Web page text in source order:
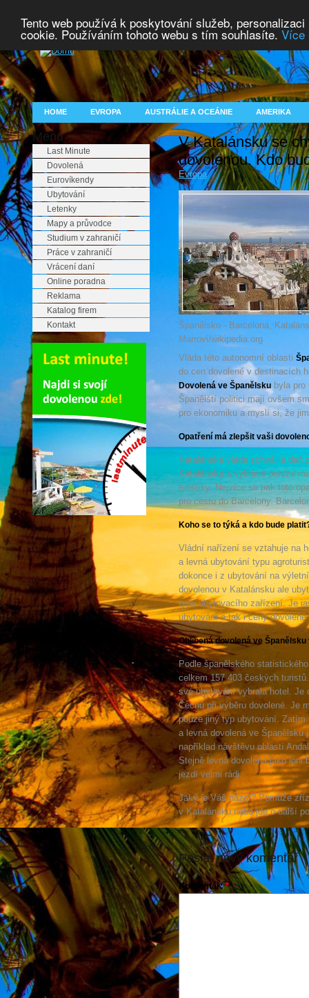
Tento web používá k poskytování služeb,
cookie. Používáním tohoto webu s tím souhlasíte. Více
HOME EVROPA AUSTRÁLIE A OCEÁNIE AMERIKA
Menu
Last Minute
Dovolená
Eurovíkendy
Ubytování
Letenky
Mapy a průvodce
Studium v zahraničí
Práce v zahraničí
Vrácení daní
Online poradna
Reklama
Katalog firem
Kontakt
V Katalánsku se
dovolenou. Kdo
Evropa
Španělsko - Barcelona,
Marrovi/wikipedia.org
Vláda této autonomní oblasti
do cen dovolené v destinacích
Dovolená ve Španělskubyla pro
Španělští politici mají ovšem
pro ekonomiku a myslí si, že
Opatření má zlepšit vaši
Katalánská vláda schválila daň
Katalánska a vybrané peníze
turistiky. Nejvíce se pak toto
pro cestu do Barcelony.
Koho se to týká a kdo bude
Vládní nařízení se vztahuje na
a levná ubytování typu
dokonce i z ubytování na
dovolenou v Katalánsku ale
typu ubytovacího zařízení. Je
ubytování a tak i ceny dovolené
Oblíbená dovolená ve
Podle španělského
celkem 157 403 českých
své ubytování vybrala hotel.
Čechů při výběru dovolené. Je
pouze jiný typ ubytování.
a levná dovolená ve Španělsku
například návštěvu oblastí
Stejně levná dovolená jako loni
jezdí velmi rádi.
Jaký je Váš názor? Pomůže
v Katalánsku nebo jde o další
Poslat nový komentář
Komentář:*